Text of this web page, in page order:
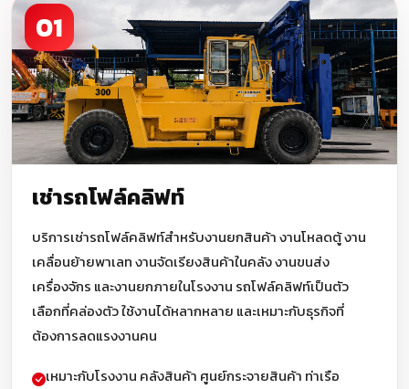
01
เช่ารถโฟล์คลิฟท์
บริการเช่ารถโฟล์คลิฟท์สำหรับงานยกสินค้า งานโหลดตู้ งาน
เคลื่อนย้ายพาเลท งานจัดเรียงสินค้าในคลัง งานขนส่ง
เครื่องจักร และงานยกภายในโรงงาน รถโฟล์คลิฟท์เป็นตัว
เลือกที่คล่องตัว ใช้งานได้หลากหลาย และเหมาะกับธุรกิจที่
ต้องการลดแรงงานคน
เหมาะกับโรงงาน คลังสินค้า ศูนย์กระจายสินค้า ท่าเรือ